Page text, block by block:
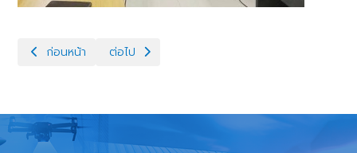
เนื้อหาก่อนหน้า: วันที่ 7 พฤษภาคม 2569 ปศุสัตว์สระแก้ว จัดนิทรรศก
ก่อนหน้า เนื้อหาถัดไป: วันพุธที่ 29 เมษายน 2569 ปศุสัตว์จัง
ต่อไป